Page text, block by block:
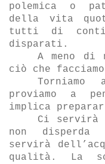
polemica o
della vita
tutti di
disparati.
A meno di
ciò che
proviamo a
implica
Ci servirà
non
servirà
qualità. La